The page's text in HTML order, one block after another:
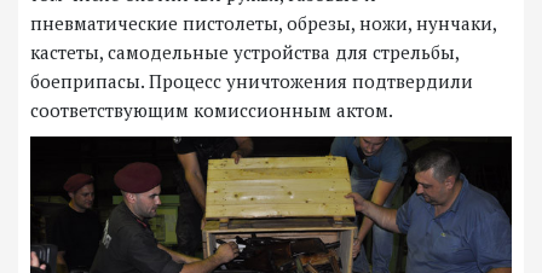
пневматические пистолеты, обрезы, ножи, нунчаки,
кастеты, самодельные устройства для стрельбы,
боеприпасы. Процесс уничтожения подтвердили
соответствующим комиссионным актом.